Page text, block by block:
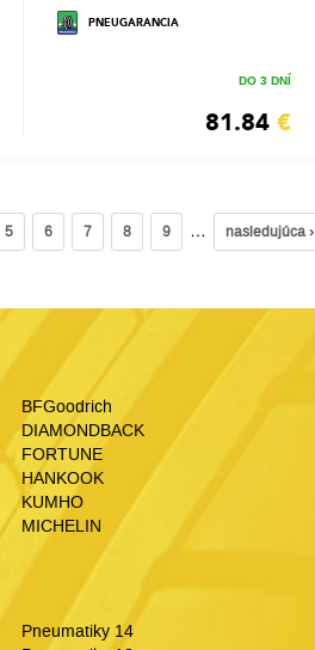
PNEUGARANCIA
DO 3 DNÍ
81.84 €
5 6 7 8 9 … nasledujúca ›
BFGoodrich
DIAMONDBACK
FORTUNE
HANKOOK
KUMHO
MICHELIN
Pneumatiky 14